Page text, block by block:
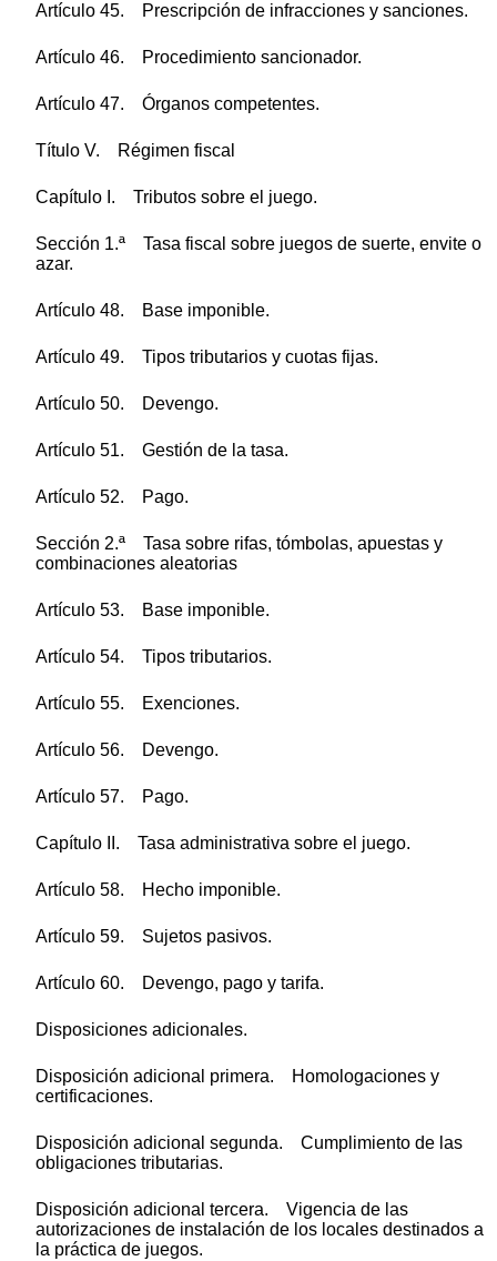
Artículo 45. Prescripción de infracciones y sanciones.
Artículo 46. Procedimiento sancionador.
Artículo 47. Órganos competentes.
Título V. Régimen fiscal
Capítulo I. Tributos sobre el juego.
Sección 1.ª Tasa fiscal sobre juegos de suerte, envite o
azar.
Artículo 48. Base imponible.
Artículo 49. Tipos tributarios y cuotas fijas.
Artículo 50. Devengo.
Artículo 51. Gestión de la tasa.
Artículo 52. Pago.
Sección 2.ª Tasa sobre rifas, tómbolas, apuestas y
combinaciones aleatorias
Artículo 53. Base imponible.
Artículo 54. Tipos tributarios.
Artículo 55. Exenciones.
Artículo 56. Devengo.
Artículo 57. Pago.
Capítulo II. Tasa administrativa sobre el juego.
Artículo 58. Hecho imponible.
Artículo 59. Sujetos pasivos.
Artículo 60. Devengo, pago y tarifa.
Disposiciones adicionales.
Disposición adicional primera. Homologaciones y
certificaciones.
Disposición adicional segunda. Cumplimiento de las
obligaciones tributarias.
Disposición adicional tercera. Vigencia de las
autorizaciones de instalación de los locales destinados a
la práctica de juegos.